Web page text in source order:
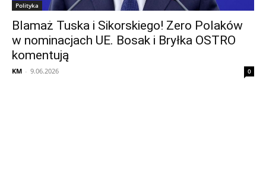
Polityka
Blamaż Tuska i Sikorskiego! Zero Polaków
w nominacjach UE. Bosak i Bryłka OSTRO
komentują
KM - 9.06.2026 0